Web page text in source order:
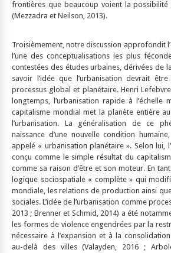
frontières que beaucoup voient la possibilité
(Mezzadra et Neilson, 2013).
Troisièmement, notre discussion approfondit
l’une des conceptualisations les plus
contestées des études urbaines, dérivées de
savoir l’idée que l’urbanisation devrait
processus global et planétaire. Henri
longtemps, l’urbanisation rapide à l’échelle
capitalisme mondial met la planète entière
l’urbanisation. La généralisation de ce
naissance d’une nouvelle condition
appelé « urbanisation planétaire ». Selon lui,
conçu comme le simple résultat du
comme sa raison d’être et son moteur. En
logique sociospatiale « complète » qui
mondiale, les relations de production ainsi
sociales. L’idée de l’urbanisation comme
2013 ; Brenner et Schmid, 2014) a été
les formes de violence engendrées par la
nécessaire à l’expansion et à la
au-delà des villes (Valayden, 2016 ;